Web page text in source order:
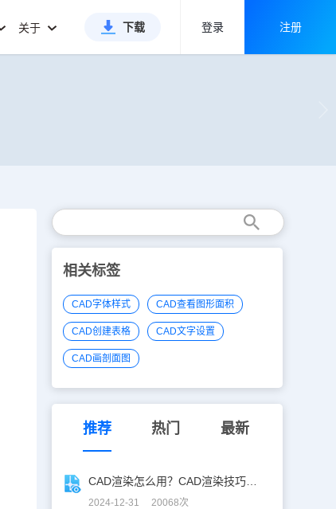
关于 下载 登录 注册
相关标签
CAD字体样式 CAD查看图形面积
CAD创建表格 CAD文字设置
CAD画剖面图
推荐 热门 最新
2024-12-31 20068次